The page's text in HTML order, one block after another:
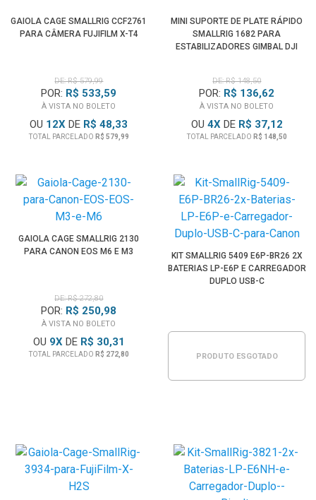
GAIOLA CAGE SMALLRIG CCF2761
PARA CÂMERA FUJIFILM X-T4
DE: R$ 579,99
POR: R$ 533,59
À VISTA NO BOLETO
OU 12X DE R$ 48,33
TOTAL PARCELADO R$ 579,99
MINI SUPORTE DE PLATE RÁPIDO
SMALLRIG 1682 PARA
ESTABILIZADORES GIMBAL DJI
DE: R$ 148,50
POR: R$ 136,62
À VISTA NO BOLETO
OU 4XDE R$ 37,12
TOTAL PARCELADO R$ 148,50
GAIOLA CAGE SMALLRIG 2130
PARA CANON EOS M6 E M3
DE: R$ 272,80
POR: R$ 250,98
À VISTA NO BOLETO
OU 9XDE R$ 30,31
TOTAL PARCELADO R$ 272,80
KIT SMALLRIG 5409 E6P-BR26 2X
BATERIAS LP-E6P E CARREGADOR
DUPLO USB-C
PRODUTO ESGOTADO